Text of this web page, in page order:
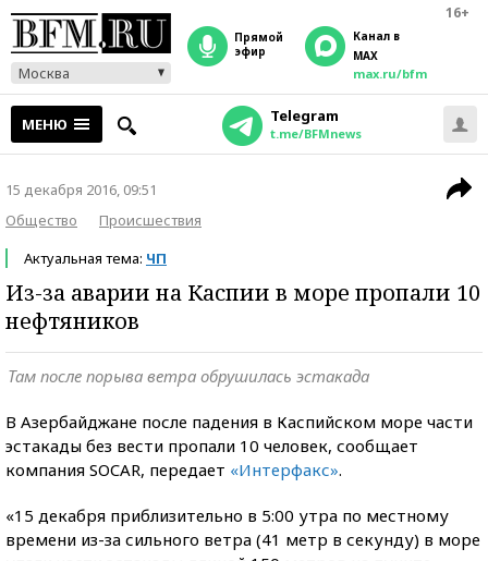
16+
Москва
прямой
эфир
Канал в
MAX
max.ru/bfm
МЕНЮ Telegram
t.me/BFMnews
15 декабря 2016, 09:51
Общество
Происшествия
Актуальная тема: ЧП
Из-за аварии на Каспии в море пропали 10
нефтяников
Там после порыва ветра обрушилась эстакада
В Азербайджане после падения в Каспийском море части
эстакады без вести пропали 10 человек, сообщает
компания SOCAR, передает «Интерфакс».
«15 декабря приблизительно в 5:00 утра по местному
времени из-за сильного ветра (41 метр в секунду) в море